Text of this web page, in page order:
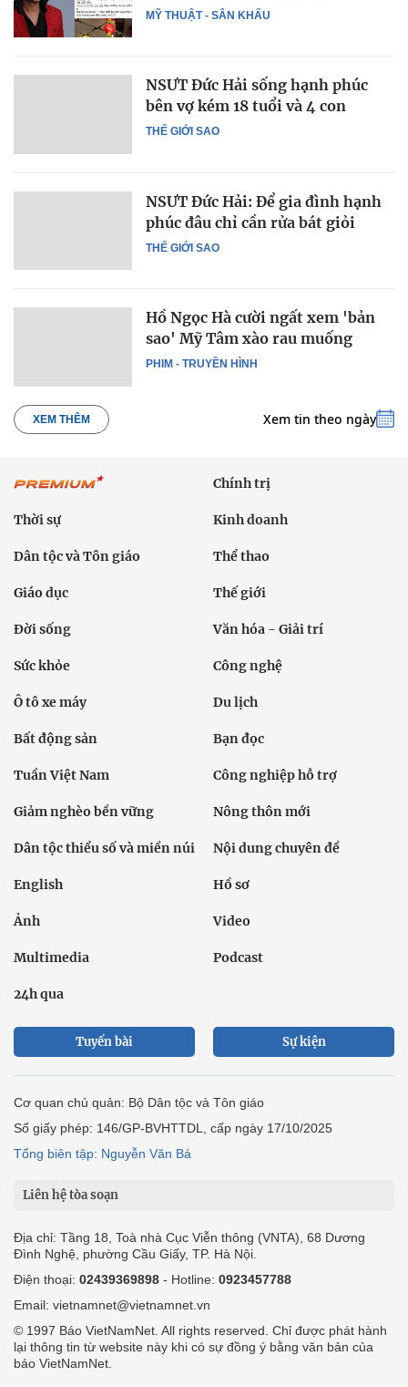
MỸ THUẬT - SÂN KHẤU
THẾ GIỚI SAO
NSƯT Đức Hải sống hạnh phúc
bên vợ kém 18 tuổi và 4 con
THẾ GIỚI SAO
NSƯT Đức Hải: Để gia đình hạnh
phúc đâu chỉ cần rửa bát giỏi
PHIM - TRUYỀN HÌNH
Hồ Ngọc Hà cười ngất xem 'bản
sao' Mỹ Tâm xào rau muống
XEM THÊM Xem tin theo ngày
Chính trị
Thời sự Kinh doanh
Dân tộc và Tôn giáo Thể thao
Giáo dục Thế giới
Đời sống Văn hóa - Giải trí
Sức khỏe Công nghệ
Ô tô xe máy Du lịch
Bất động sản Bạn đọc
Tuần Việt Nam Công nghiệp hỗ trợ
Giảm nghèo bền vững Nông thôn mới
Dân tộc thiểu số và miền núi Nội dung chuyên đề
English Hồ sơ
Ảnh Video
Multimedia Podcast
24h qua
Tuyến bài Sự kiện
Cơ quan chủ quản: Bộ Dân tộc và Tôn giáo
Số giấy phép: 146/GP-BVHTTDL, cấp ngày 17/10/2025
Tổng biên tập: Nguyễn Văn Bá
Liên hệ tòa soạn
Địa chỉ: Tầng 18, Toà nhà Cục Viễn thông (VNTA), 68 Dương
Đình Nghệ, phường Cầu Giấy, TP. Hà Nội.
Điện thoại: 02439369898 - Hotline: 0923457788
Email: vietnamnet@vietnamnet.vn
© 1997 Báo VietNamNet. All rights reserved. Chỉ được phát hành
lại thông tin từ website này khi có sự đồng ý bằng văn bản của
báo VietNamNet.